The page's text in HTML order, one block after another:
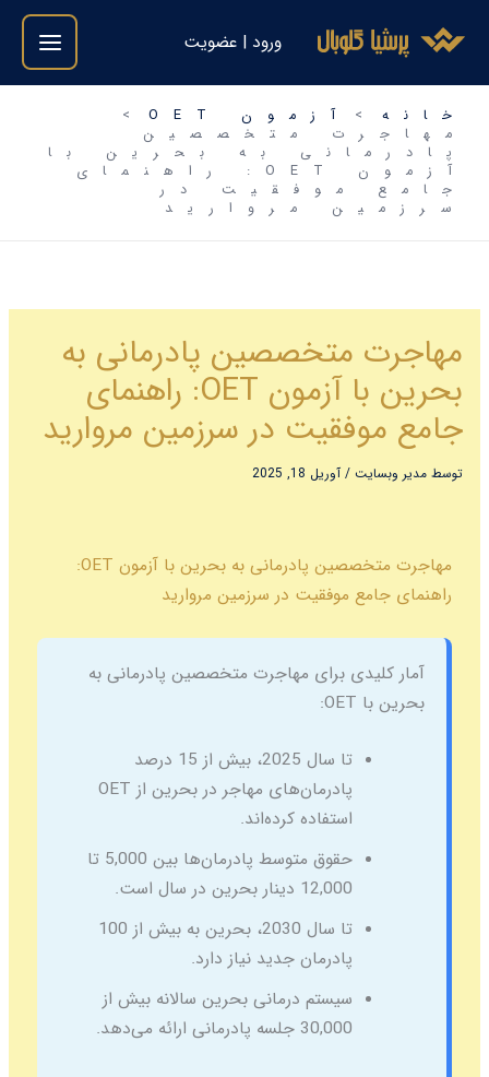
ورود | عضویت
خانه
آزمون OET
مهاجرت متخصصین
پادرمانی به بحرین با
آزمون OET: راهنمای
جامع موفقیت در
سرزمین مروارید
مهاجرت متخصصین پادرمانی به
بحرین با آزمون OET: راهنمای
جامع موفقیت در سرزمین مروارید
توسط مدیر وبسایت / آوریل 18, 2025
مهاجرت متخصصین پادرمانی به بحرین با آزمون OET:
راهنمای جامع موفقیت در سرزمین مروارید
آمار کلیدی برای مهاجرت متخصصین پادرمانی به
بحرین با OET:
تا سال 2025، بیش از 15 درصد
پادرمان‌های مهاجر در بحرین از OET
استفاده کرده‌اند.
حقوق متوسط پادرمان‌ها بین 5,000 تا
12,000 دینار بحرین در سال است.
تا سال 2030، بحرین به بیش از 100
پادرمان جدید نیاز دارد.
سیستم درمانی بحرین سالانه بیش از
30,000 جلسه پادرمانی ارائه می‌دهد.